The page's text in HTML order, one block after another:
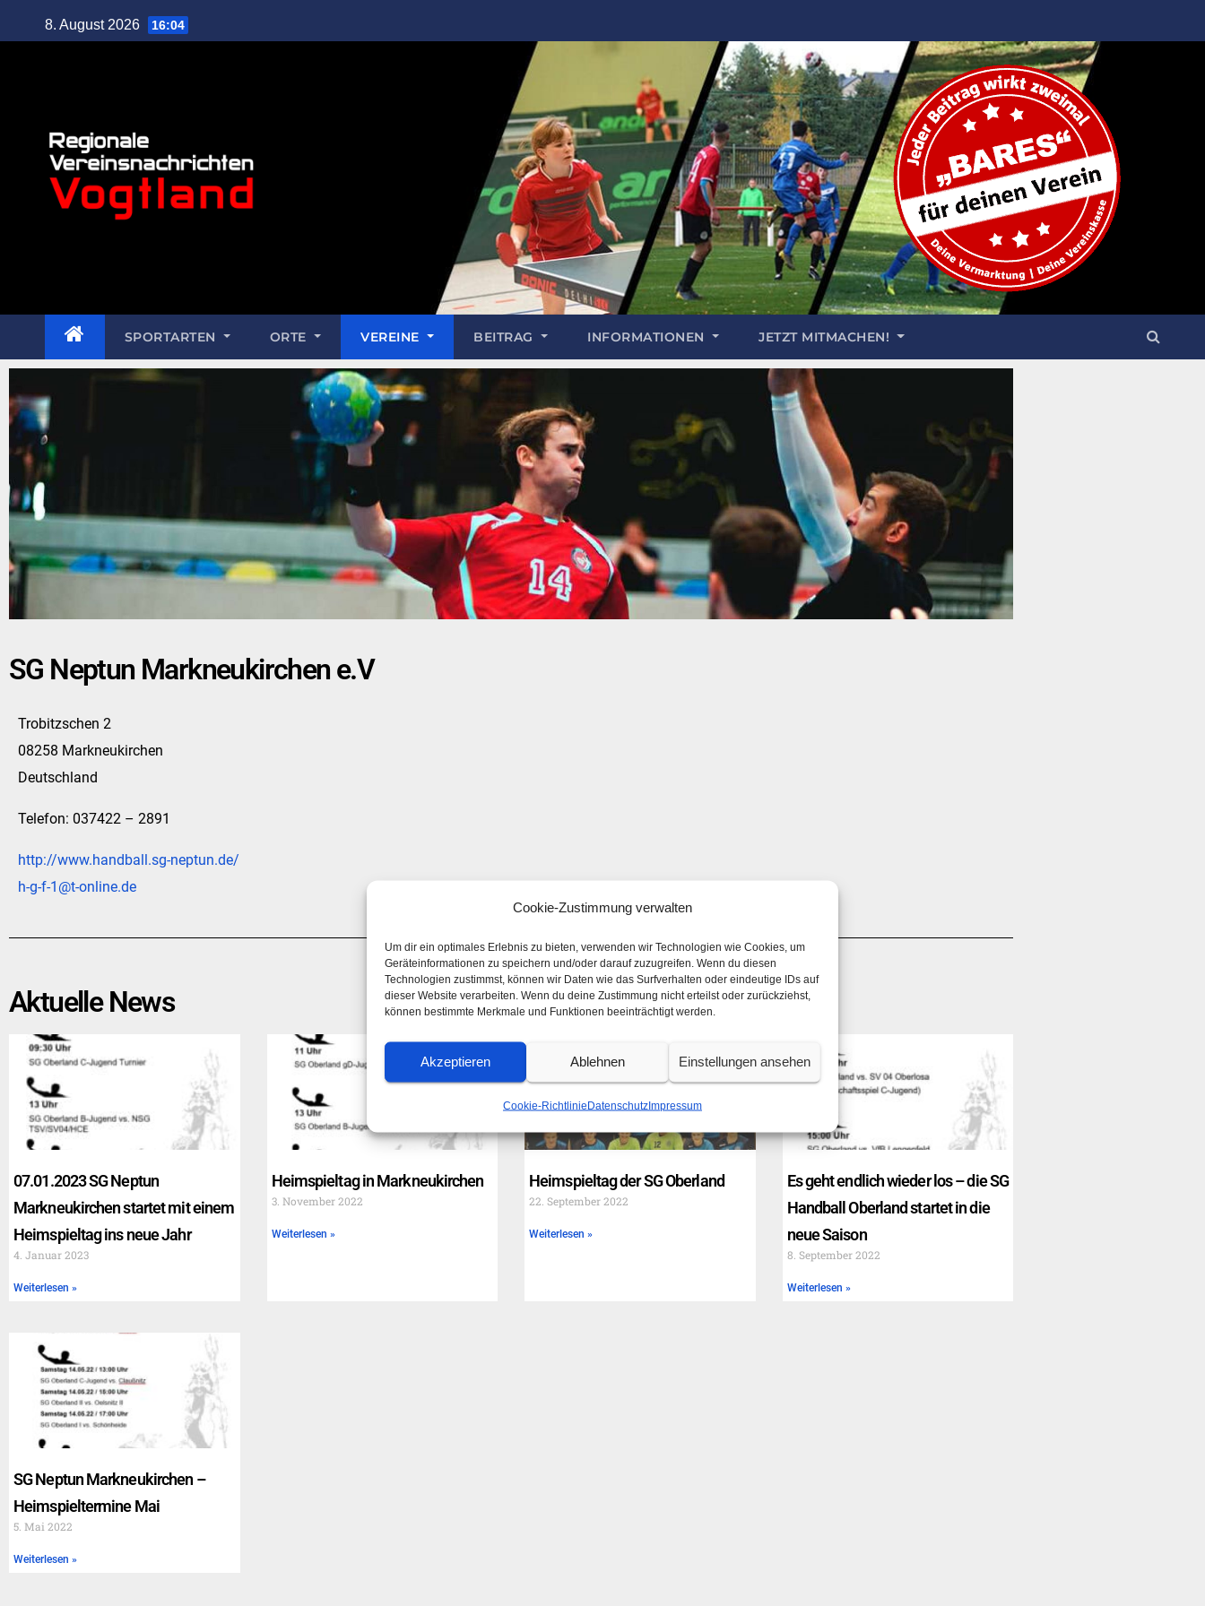
Cookie-Zustimmung verwalten
Um dir ein optimales Erlebnis zu bieten, verwenden wir Technologien wie Cookies, um
Geräteinformationen zu speichern und/oder darauf zuzugreifen. Wenn du diesen
Technologien zustimmst, können wir Daten wie das Surfverhalten oder eindeutige IDs auf
dieser Website verarbeiten. Wenn du deine Zustimmung nicht erteilst oder zurückziehst,
können bestimmte Merkmale und Funktionen beeinträchtigt werden.
Akzeptieren Ablehnen Einstellungen ansehen
Cookie-RichtlinieDatenschutzImpressum
8. August 2026 16:04
SPORTARTEN ORTE VEREINE BEITRAG INFORMATIONEN JETZT MITMACHEN!
SG Neptun Markneukirchen e.V
Trobitzschen 2
08258 Markneukirchen
Deutschland
Telefon: 037422 – 2891
http://www.handball.sg-neptun.de/
h-g-f-1@t-online.de
Aktuelle News​
07.01.2023 SG Neptun
Markneukirchen startet mit einem
Heimspieltag ins neue Jahr
4. Januar 2023
Weiterlesen »
Heimspieltag in Markneukirchen
3. November 2022
Weiterlesen »
Heimspieltag der SG Oberland
22. September 2022
Weiterlesen »
Es geht endlich wieder los – die SG
Handball Oberland startet in die
neue Saison
8. September 2022
Weiterlesen »
SG Neptun Markneukirchen –
Heimspieltermine Mai
5. Mai 2022
Weiterlesen »